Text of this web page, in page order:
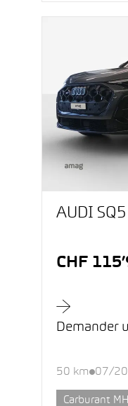
AUDI
CHF
Demander
50 km 07/
Carburant